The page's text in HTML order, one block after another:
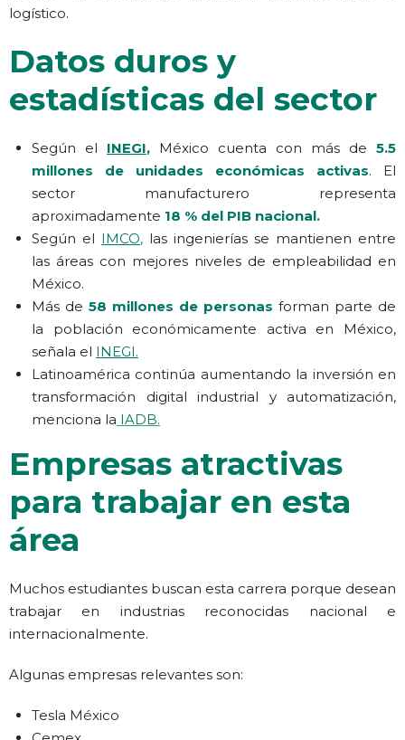
logístico.
Datos duros y
estadísticas del sector
Según el INEGI, México cuenta con más de 5.5
millones de unidades económicas activas.
El
sector manufacturero representa
aproximadamente 18 % del PIB nacional.
Según el IMCO, las ingenierías se mantienen entre
las áreas con mejores niveles de empleabilidad en
México.
Más de 58 millones de personas forman parte de
la población económicamente activa en México,
señala el INEGI.
Latinoamérica continúa aumentando la inversión en
transformación digital industrial y automatización,
menciona la IADB.
Empresas atractivas
para trabajar en esta
área
Muchos estudiantes buscan esta carrera porque desean
trabajar en industrias reconocidas nacional e
internacionalmente.
Algunas empresas relevantes son:
Tesla México